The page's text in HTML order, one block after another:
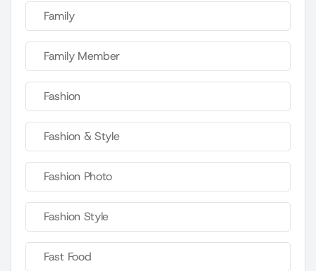
Family
Family Member
Fashion
Fashion & Style
Fashion Photo
Fashion Style
Fast Food